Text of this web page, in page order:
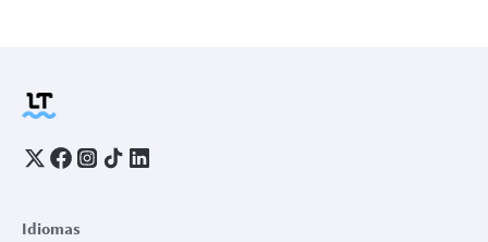
Idiomas